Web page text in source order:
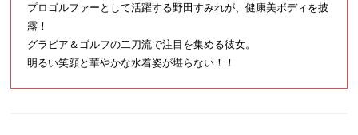
プロゴルファーとして活躍する野田すみれが、健康美ボディを披
露！
グラビア＆ゴルフの二刀流で注目を集める彼女。
明るい笑顔と華やかな水着姿が堪らない！！